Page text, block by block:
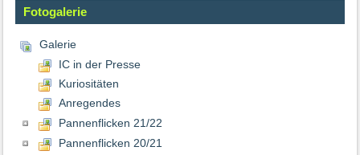
Fotogalerie
Galerie
IC in der Presse
Kuriositäten
Anregendes
Pannenflicken 21/22
Pannenflicken 20/21